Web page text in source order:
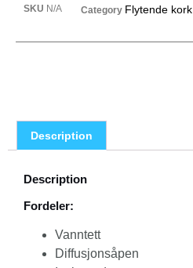
SKU N/A Category Flytende kork
Description
Description
Fordeler:
Vanntett
Diffusjonsåpen